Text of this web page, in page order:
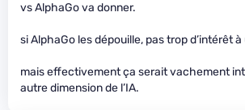
vs AlphaGo va donner.
si AlphaGo les dépouille, pas trop d’intérêt à
mais effectivement ça serait vachement
autre dimension de l’IA.